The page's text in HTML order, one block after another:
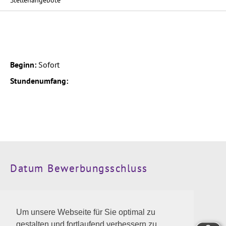
Um unsere Webseite für Sie optimal zu
gestalten und fortlaufend verbessern zu
Beginn: Sofort
Stundenumfang:
Datum Bewerbungsschluss
Wir freuen uns auf die Zusendung der Bewerbung an